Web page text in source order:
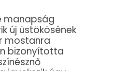
manapság
új üstökösének
mostanra
bizonyította